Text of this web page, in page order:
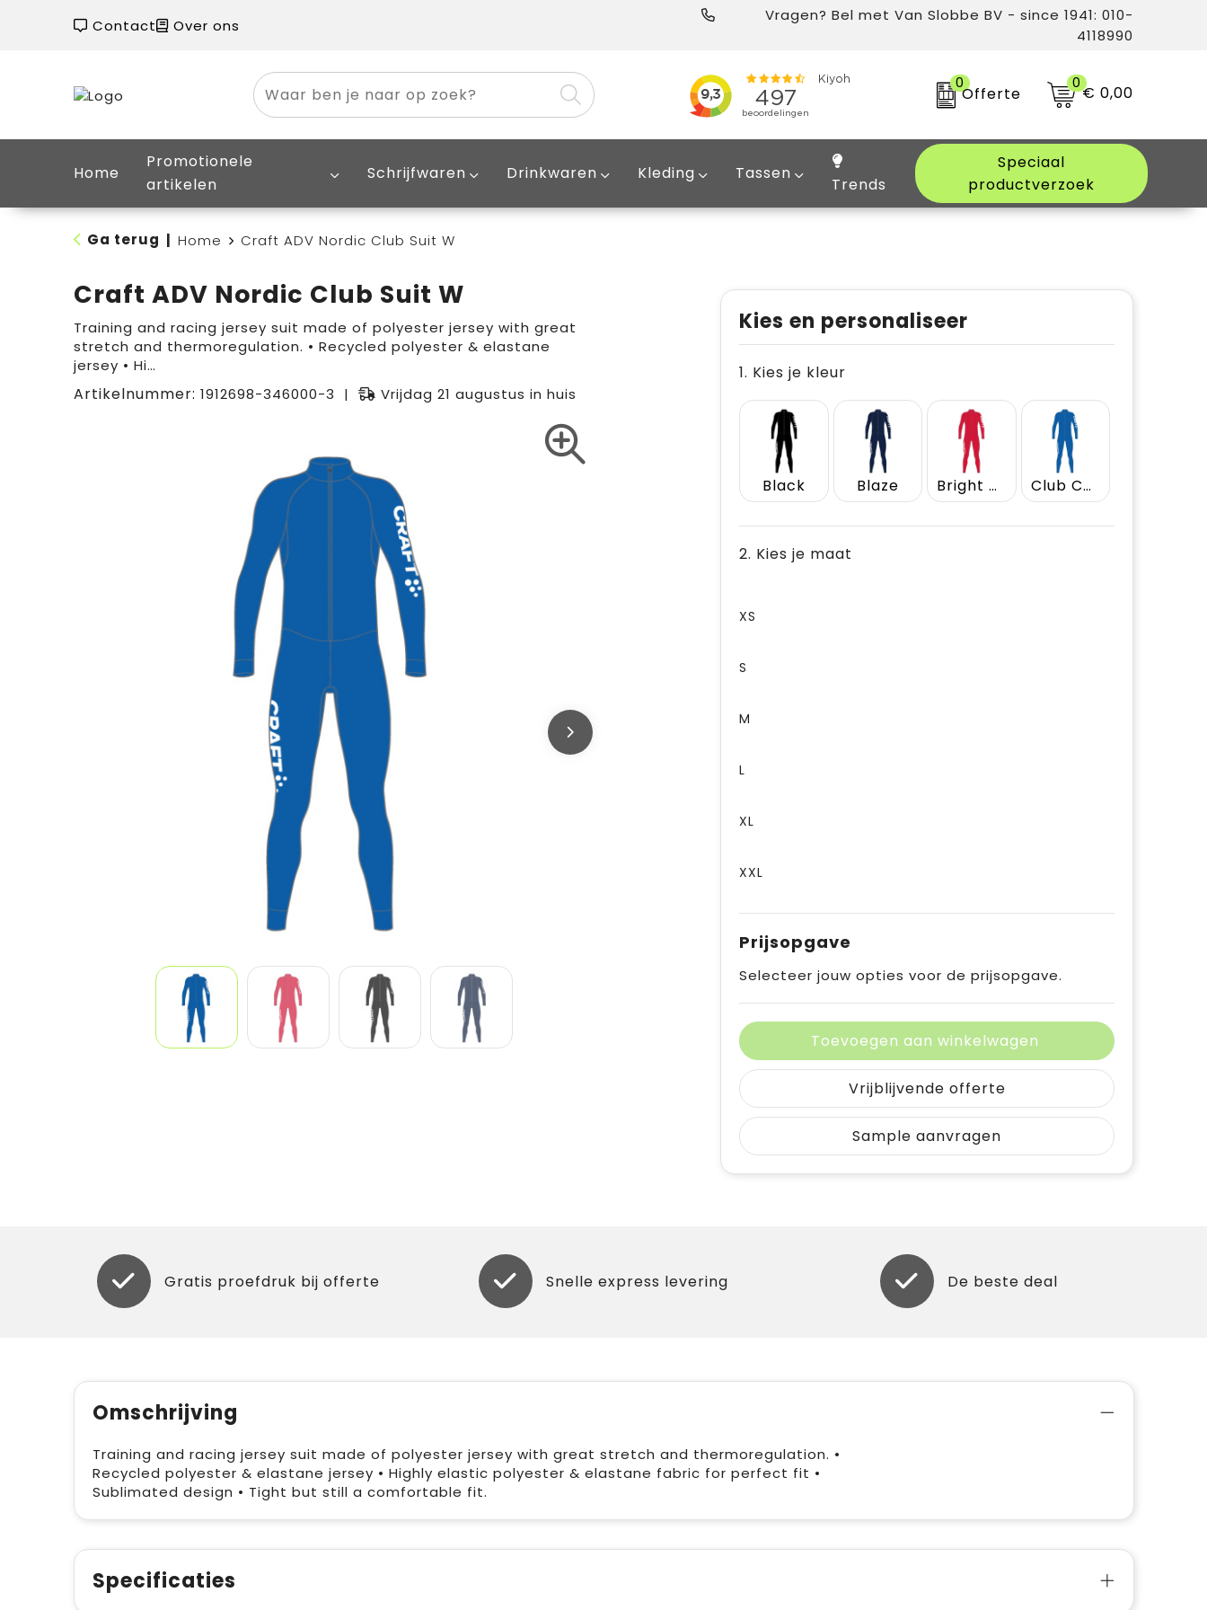
Contact Over ons
Vragen? Bel met Van Slobbe BV - since 1941: 010-
4118990
0
Offerte
0€ 0,00
Home
Promotionele
artikelen
Schrijfwaren Drinkwaren Kleding Tassen
Trends
Speciaal
productverzoek
Ga terug Home Craft ADV Nordic Club Suit W
Craft ADV Nordic Club Suit W
Training and racing jersey suit made of polyester jersey with great
stretch and thermoregulation. • Recycled polyester & elastane
jersey • Hi…
Artikelnummer: 1912698-346000-3 Vrijdag 21 augustus in huis
Kies en personaliseer
1. Kies je kleur
Black Blaze Bright Red Club Cobolt
2. Kies je maat
XS
S
M
L
XL
XXL
Prijsopgave
Selecteer jouw opties voor de prijsopgave.
Toevoegen aan winkelwagen
Vrijblijvende offerte
Sample aanvragen
Gratis proefdruk bij offerte Snelle express levering De beste deal
Omschrijving
Training and racing jersey suit made of polyester jersey with great stretch and thermoregulation. •
Recycled polyester & elastane jersey • Highly elastic polyester & elastane fabric for perfect fit •
Sublimated design • Tight but still a comfortable fit.
Specificaties